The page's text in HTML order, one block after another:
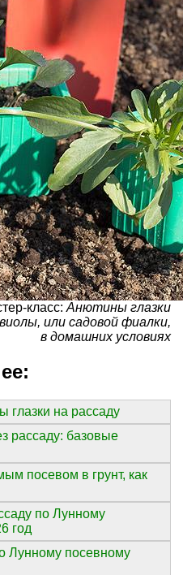
класс: Анютины глазки
или садовой фиалки,
в домашних условиях
глазки на рассаду
рассаду: базовые
посевом в грунт, как
по Лунному
год
Лунному посевному